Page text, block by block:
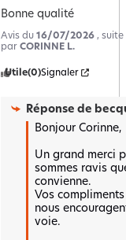
Bonne qualité
Avis du 16/07/2026 , suite
par CORINNE L.
Utile(0)Signaler
Réponse de
Bonjour Corinne,
Un grand merci
sommes ravis
convienne.
Vos
nous
voie.